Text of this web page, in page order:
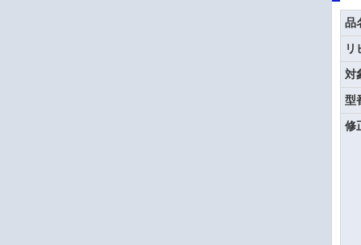
品
リ
対
型
修